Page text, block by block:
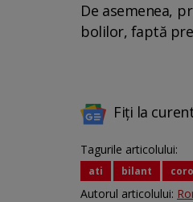
De asemenea,
bolilor, faptă
Fiți la
Tagurile articolului:
ati bilant
Autorul articolului: